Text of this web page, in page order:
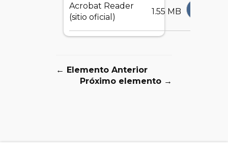
Acrobat Reader
(sitio oficial)
1.55 MB
← Elemento Anterior
Próximo elemento →